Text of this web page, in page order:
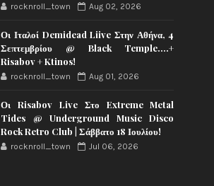
rocknroll_town Aug 02, 2026
Οι Ιταλοί Demidead Liive Στην Αθήνα, 4
Σεπτεμβρίου @ Black Temple….+
Risabov + Ktinos!
rocknroll_town Aug 01, 2026
Οι Risabov Live Στο Extreme Metal
Tides @ Underground Music Disco
Rock Retro Club | Σάββατο 18 Ιουλίου!
rocknroll_town Jul 06, 2026